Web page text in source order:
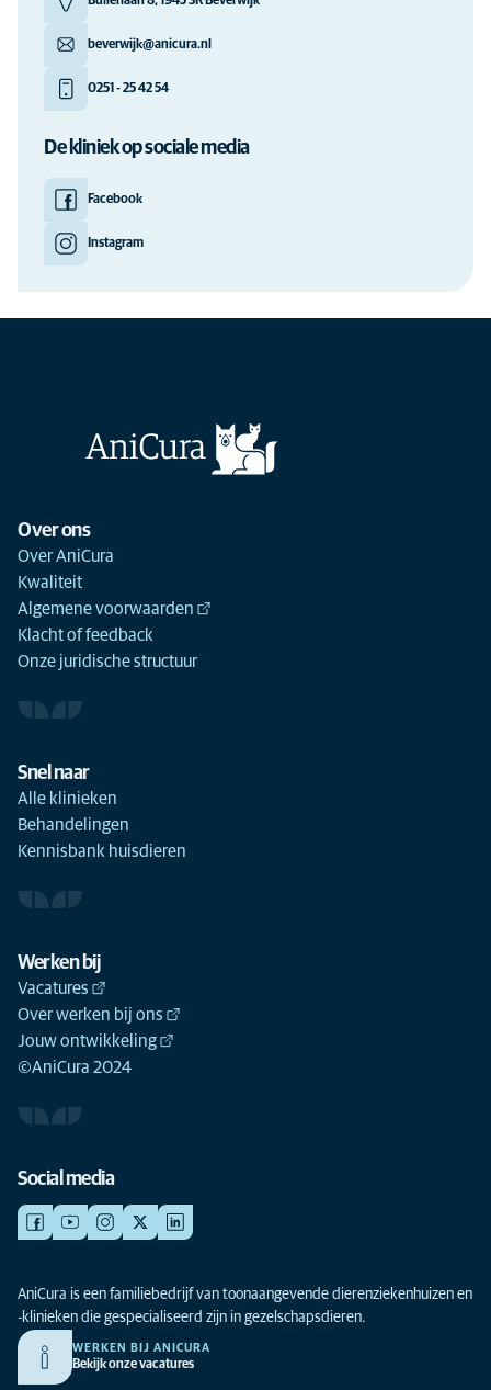
beverwijk@anicura.nl
0251 - 25 42 54
De kliniek op sociale media
Facebook
Instagram
Over ons
Over AniCura
Kwaliteit
Algemene voorwaarden
Klacht of feedback
Onze juridische structuur
Snel naar
Alle klinieken
Behandelingen
Kennisbank huisdieren
Werken bij
Vacatures
Over werken bij ons
Jouw ontwikkeling
©AniCura 2024
Social media
AniCura is een familiebedrijf van toonaangevende dierenziekenhuizen en
-klinieken die gespecialiseerd zijn in gezelschapsdieren.
WERKEN BIJ ANICURA
Bekijk onze vacatures